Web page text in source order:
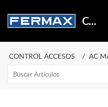
Centro de Soporte
CONTROL ACCESOS AC